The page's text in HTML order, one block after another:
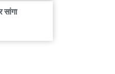
सांगा